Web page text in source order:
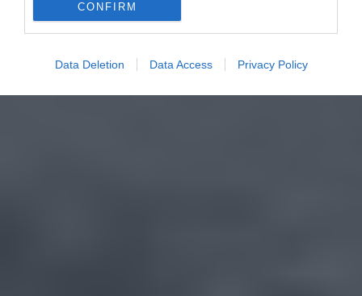
CONFIRM
Data Deletion Data Access Privacy Policy